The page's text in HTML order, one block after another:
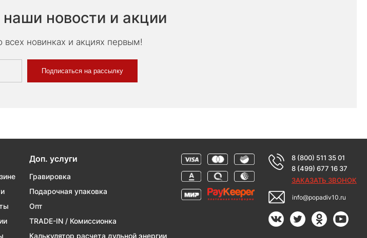
новости и акции
всех новинках и акциях первым!
Подписаться на рассылку
Доп. услуги
Гравировка
Подарочная упаковка
Опт
TRADE-IN / Комиссионка
Калькулятор расчета дульной энергии
8 (800) 511 35 01
8 (499) 677 16 37
ЗАКАЗАТЬ ЗВОНОК
info@popadiv10.ru